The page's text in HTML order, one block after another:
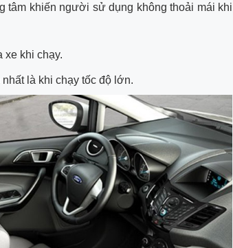
tâm khiến người sử dụng không thoải mái khi
xe khi chạy.
là khi chạy tốc độ lớn.